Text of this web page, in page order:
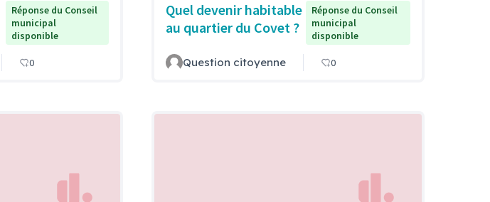
Réponse du Conseil
municipal
disponible
0
Quel devenir habitable
au quartier du Covet ?
Réponse du Conseil
municipal
disponible
Question citoyenne 0